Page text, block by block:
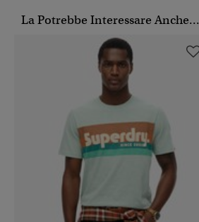
La Potrebbe Interessare Anche...